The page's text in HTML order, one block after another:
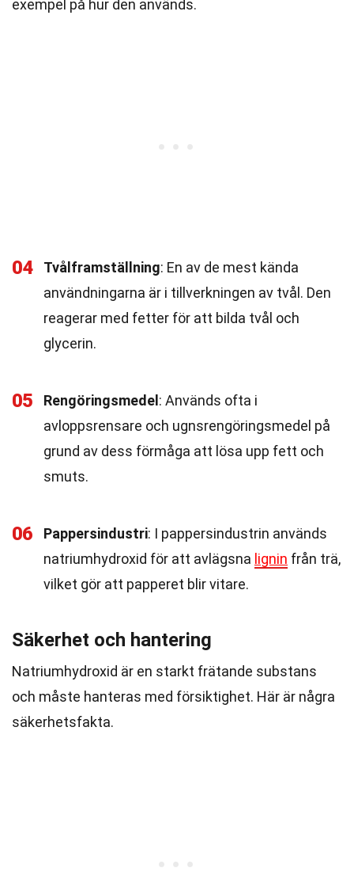
exempel på hur den används.
04 Tvålframställning: En av de mest kända
användningarna är i tillverkningen av tvål. Den
reagerar med fetter för att bilda tvål och
glycerin.
05 Rengöringsmedel : Används ofta i
avloppsrensare och ugnsrengöringsmedel på
grund av dess förmåga att lösa upp fett och
smuts.
06 Pappersindustri: I pappersindustrin används
natriumhydroxid för att avlägsna lignin från trä,
vilket gör att papperet blir vitare.
Säkerhet och hantering
Natriumhydroxid är en starkt frätande substans
och måste hanteras med försiktighet. Här är några
säkerhetsfakta.